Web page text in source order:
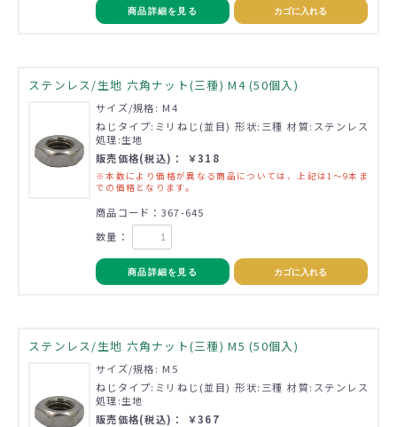
商品詳細を見る カゴに入れる
ステンレス/生地 六角ナット(三種) M4 (50個入)
サイズ/規格: M4
ねじタイプ:ミリねじ(並目) 形状:三種 材質:ステンレス
処理:生地
販売価格(税込)： ￥318
※本数により価格が異なる商品については、上記は1～9本ま
での価格となります。
商品コード：367-645
数量：
商品詳細を見る カゴに入れる
ステンレス/生地 六角ナット(三種) M5 (50個入)
サイズ/規格: M5
ねじタイプ:ミリねじ(並目) 形状:三種 材質:ステンレス
処理:生地
販売価格(税込)： ￥367